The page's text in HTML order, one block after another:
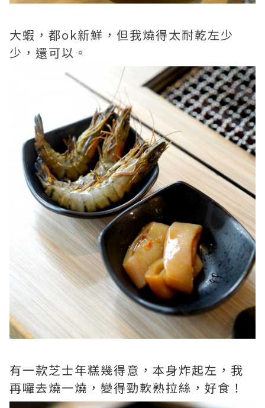
大蝦，都ok新鮮，但我燒得太耐乾左少
少，還可以。
有一款芝士年糕幾得意，本身炸起左，我
再囉去燒一燒，變得勁軟熟拉絲，好食！